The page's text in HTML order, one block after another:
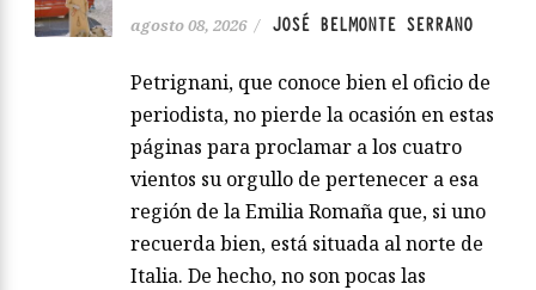
agosto 08, 2026 / JOSÉ BELMONTE SERRANO
Petrignani, que conoce bien el oficio de
periodista, no pierde la ocasión en estas
páginas para proclamar a los cuatro
vientos su orgullo de pertenecer a esa
región de la Emilia Romaña que, si uno
recuerda bien, está situada al norte de
Italia. De hecho, no son pocas las